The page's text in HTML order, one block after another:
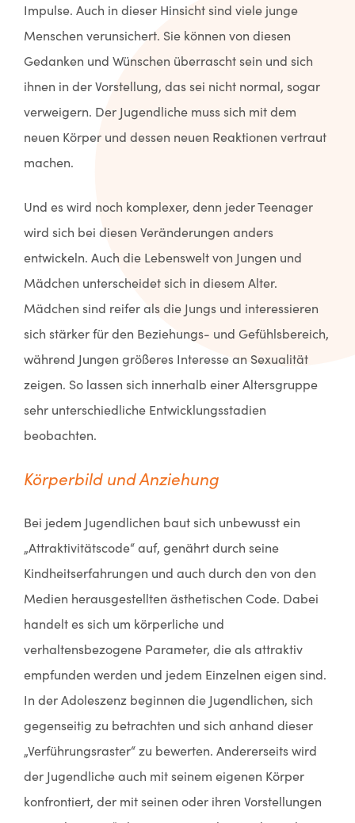
Impulse. Auch in dieser Hinsicht sind viele junge
Menschen verunsichert. Sie können von diesen
Gedanken und Wünschen überrascht sein und sich
ihnen in der Vorstellung, das sei nicht normal, sogar
verweigern. Der Jugendliche muss sich mit dem
neuen Körper und dessen neuen Reaktionen vertraut
machen.
Und es wird noch komplexer, denn jeder Teenager
wird sich bei diesen Veränderungen anders
entwickeln. Auch die Lebenswelt von Jungen und
Mädchen unterscheidet sich in diesem Alter.
Mädchen sind reifer als die Jungs und interessieren
sich stärker für den Beziehungs- und Gefühlsbereich,
während Jungen größeres Interesse an Sexualität
zeigen. So lassen sich innerhalb einer Altersgruppe
sehr unterschiedliche Entwicklungsstadien
beobachten.
Körperbild und Anziehung
Bei jedem Jugendlichen baut sich unbewusst ein
„Attraktivitätscode“ auf, genährt durch seine
Kindheitserfahrungen und auch durch den von den
Medien herausgestellten ästhetischen Code. Dabei
handelt es sich um körperliche und
verhaltensbezogene Parameter, die als attraktiv
empfunden werden und jedem Einzelnen eigen sind.
In der Adoleszenz beginnen die Jugendlichen, sich
gegenseitig zu betrachten und sich anhand dieser
„Verführungsraster“ zu bewerten. Andererseits wird
der Jugendliche auch mit seinem eigenen Körper
konfrontiert, der mit seinen oder ihren Vorstellungen